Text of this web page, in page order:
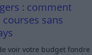
: comment
sans
voir votre budget fondre